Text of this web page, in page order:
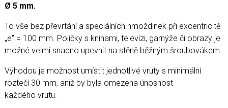
Ø 5 mm.
To vše bez převrtání a speciálních hmoždinek při excentricitě
„e" = 100 mm. Poličky s knihami, televizi, garnýže či obrazy je
možné velmi snadno upevnit na stěně běžným šroubovákem.
Výhodou je možnost umístit jednotlivé vruty s minimální
roztečí 30 mm, aniž by byla omezena únosnost
každého vrutu.